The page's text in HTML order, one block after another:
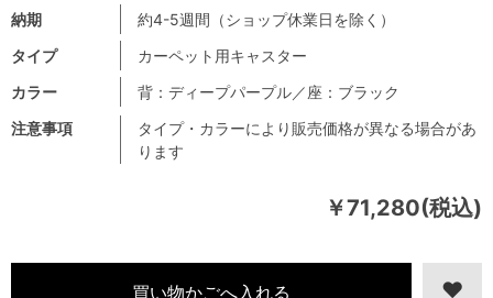
￥71,280(税込)
注意事項
タイプ・カラーにより販売価格が異なる場合があ
ります
納期
約4-5週間（ショップ休業日を除く）
タイプ
カーペット用キャスター
カラー
背：ディープパープル／座：ブラック